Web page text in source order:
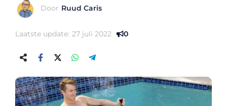
Door Ruud Caris
Laatste update: 27 juli 2022 0